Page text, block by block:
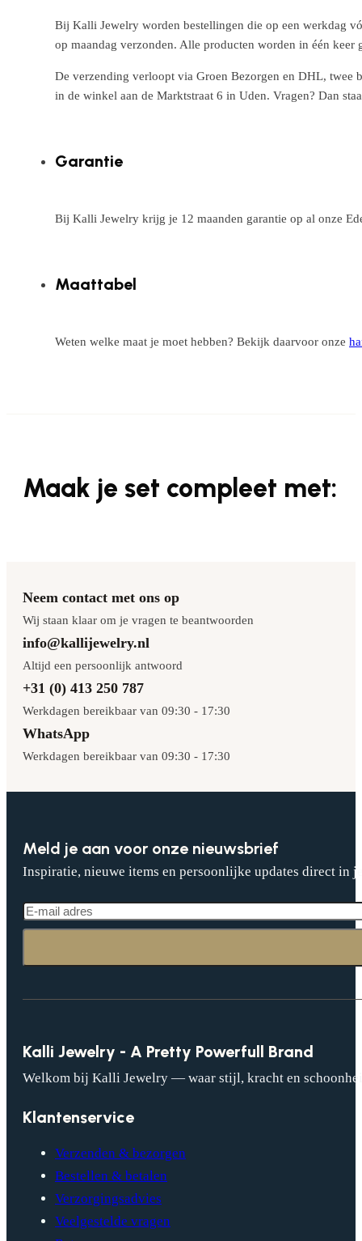
Bij Kalli Jewelry worden bestellingen die op een werkdag
op maandag verzonden. Alle producten worden in één
De verzending verloopt via Groen Bezorgen en DHL, twee
in de winkel aan de Marktstraat 6 in Uden. Vragen? Dan
Garantie
Bij Kalli Jewelry krijg je 12 maanden garantie op al onze
Maattabel
Weten welke maat je moet hebben? Bekijk daarvoor onze
Maak je set compleet met:
Neem contact met ons op
Wij staan klaar om je vragen te beantwoorden
info@kallijewelry.nl
Altijd een persoonlijk antwoord
+31 (0) 413 250 787
Werkdagen bereikbaar van 09:30 - 17:30
WhatsApp
Werkdagen bereikbaar van 09:30 - 17:30
Meld je aan voor onze nieuwsbrief
Inspiratie, nieuwe items en persoonlijke updates direct in
Kalli Jewelry - A Pretty Powerfull Brand
Welkom bij Kalli Jewelry — waar stijl, kracht en
Klantenservice
Verzenden & bezorgen
Bestellen & betalen
Verzorgingsadvies
Veelgestelde vragen